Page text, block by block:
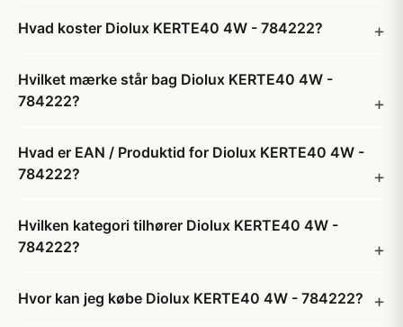
Hvad koster Diolux KERTE40 4W - 784222?
Hvilket mærke står bag Diolux KERTE40 4W -
784222?
Hvad er EAN / Produktid for Diolux KERTE40 4W -
784222?
Hvilken kategori tilhører Diolux KERTE40 4W -
784222?
Hvor kan jeg købe Diolux KERTE40 4W - 784222?